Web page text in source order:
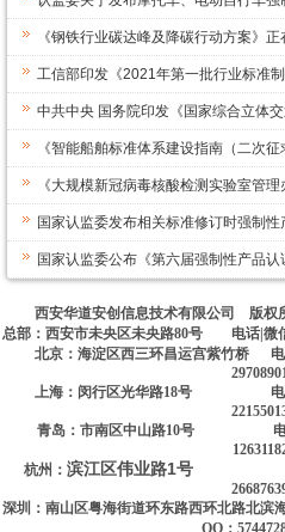
《钢铁行业碳达峰及降碳行动方案》正
工信部印发《2021年第一批行业标准
中共中央 国务院印发《国家综合立体交
《智能船舶标准体系建设指南（二次
《大规模新冠病毒核酸检测实验室管
国家认监委公布《第六届强制性产品认
西安华道安创信息技术有限公司 版
总部：西安市未央区未央路80号 电话|微
北京：海淀区西三环昌运宫紫竹桥
上海：闵行区光华路18号 电话|
青岛：市南区中山路10号 电话|
杭州： 滨江区伟业路1号
深圳：南山区粤海街道环东路西环北路北滨
QQ：